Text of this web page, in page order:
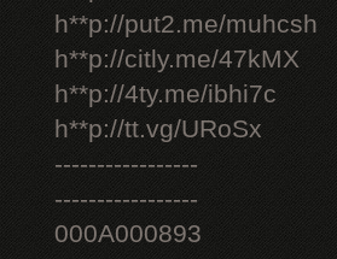
h**p://put2.me/muhcsh
h**p://citly.me/47kMX
h**p://4ty.me/ibhi7c
h**p://tt.vg/URoSx
-----------------
-----------------
000A000893